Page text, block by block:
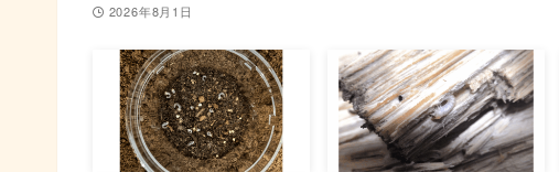
2026年8月1日